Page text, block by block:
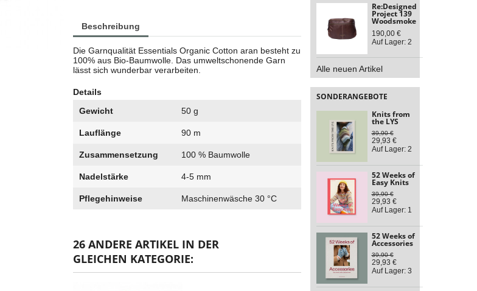
Beschreibung
Die Garnqualität Essentials Organic Cotton aran besteht zu
100% aus Bio-Baumwolle. Das umweltschonende Garn
lässt sich wunderbar verarbeiten.
Details
Gewicht
50 g
Lauflänge 90 m
Zusammensetzung 100 % Baumwolle
Nadelstärke 4-5 mm
Pflegehinweise Maschinenwäsche 30 °C
26 ANDERE ARTIKEL IN DER
GLEICHEN KATEGORIE:
Re:Designed
Project 139
Woodsmoke
190,00 €
Auf Lager: 2
Alle neuen Artikel
SONDERANGEBOTE
Knits from
the LYS
39,90 €
29,93 €
Auf Lager: 2
52 Weeks of
Easy Knits
39,90 €
29,93 €
Auf Lager: 1
52 Weeks of
Accessories
39,90 €
29,93 €
Auf Lager: 3